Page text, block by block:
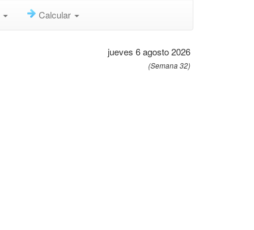
Calcular
jueves 6 agosto 2026
(Semana 32)